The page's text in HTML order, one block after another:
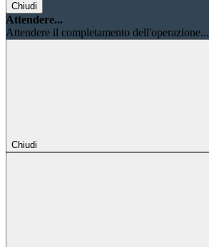
Chiudi
Attendere...
Attendere il completamento dell'operazione...
Chiudi